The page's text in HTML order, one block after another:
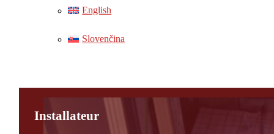
English
Slovenčina
Installateur